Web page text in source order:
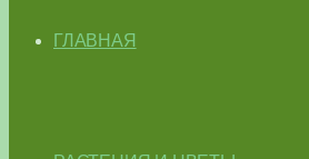
ГЛАВНАЯ